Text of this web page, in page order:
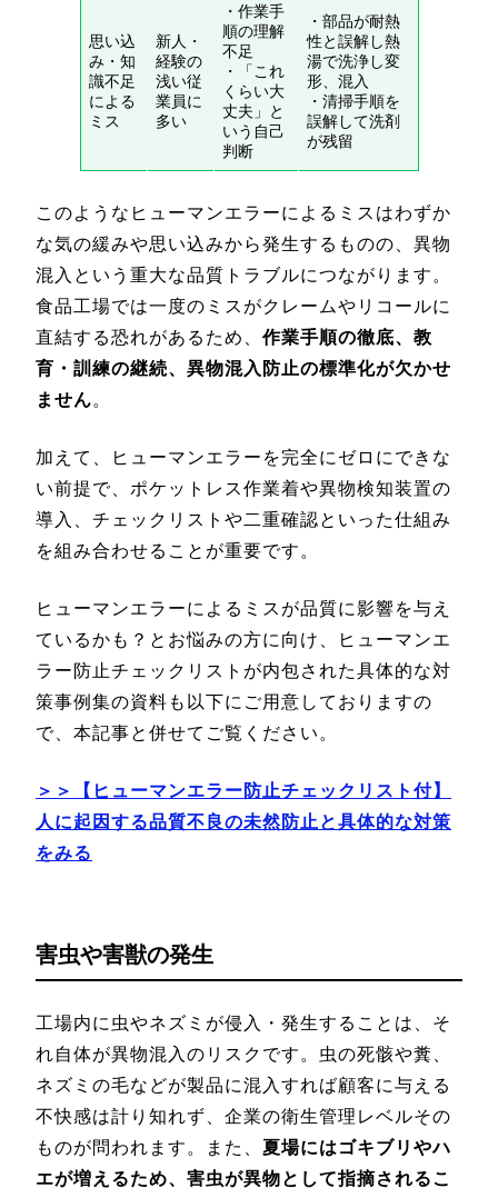
思い込
み・知
識不足
による
ミス
新人・
経験の
浅い従
業員に
多い
・作業手
順の理解
不足
・「これ
くらい大
丈夫」と
いう自己
判断
・部品が耐熱
性と誤解し熱
湯で洗浄し変
形、混入
・清掃手順を
誤解して洗剤
が残留
このようなヒューマンエラーによるミスはわずか
な気の緩みや思い込みから発生するものの、異物
混入という重大な品質トラブルにつながります。
食品工場では一度のミスがクレームやリコールに
直結する恐れがあるため、 作業手順の徹底、教
育・訓練の継続、異物混入防止の標準化が欠かせ
ません。
加えて、ヒューマンエラーを完全にゼロにできな
い前提で、ポケットレス作業着や異物検知装置の
導入、チェックリストや二重確認といった仕組み
を組み合わせることが重要です。
ヒューマンエラーによるミスが品質に影響を与え
ているかも？とお悩みの方に向け、ヒューマンエ
ラー防止チェックリストが内包された具体的な対
策事例集の資料も以下にご用意しておりますの
で、本記事と併せてご覧ください。
＞＞【ヒューマンエラー防止チェックリスト付】
人に起因する品質不良の未然防止と具体的な対策
をみる
害虫や害獣の発生
工場内に虫やネズミが侵入・発生することは、そ
れ自体が異物混入のリスクです。虫の死骸や糞、
ネズミの毛などが製品に混入すれば顧客に与える
不快感は計り知れず、企業の衛生管理レベルその
ものが問われます。また、 夏場にはゴキブリやハ
エが増えるため、害虫が異物として指摘されるこ